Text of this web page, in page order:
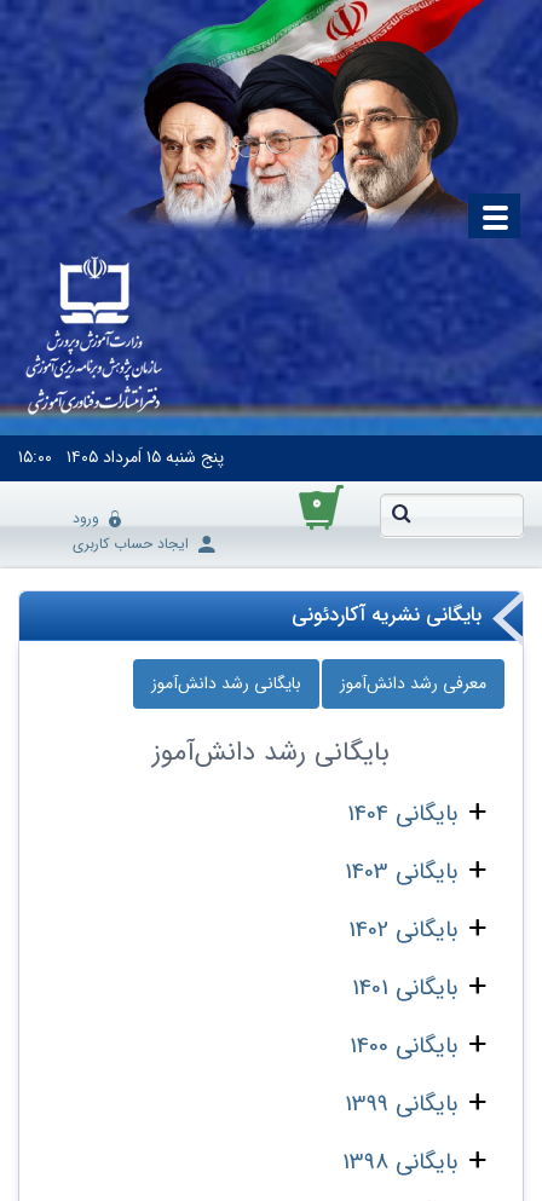
پنج شنبه۱۵ اَمرداد ۱۴۰۵ ۱۵:۰۰
۰
ورود
ایجاد حساب کاربری
بایگانی نشریه آکاردئونی
معرفی رشد دانش‌آموز بایگانی رشد دانش‌آموز
بایگانی رشد دانش‌آموز
بایگانی 1404
بایگانی 1403
بایگانی 1402
بایگانی 1401
بایگانی 1400
بایگانی 1399
بایگانی 1398